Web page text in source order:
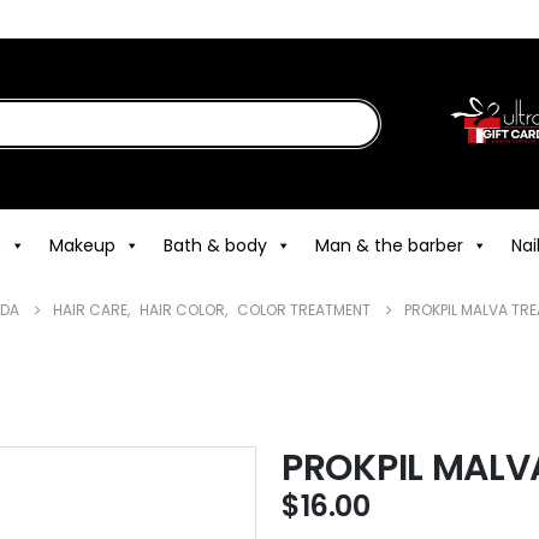
Makeup Bath & body Man & the barber
HAIR CARE, HAIR COLOR, COLOR TREATMENT PROKPIL MALVA
PROKPIL
$16.00